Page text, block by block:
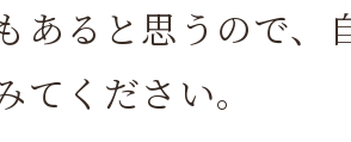
あると思うので、
てください。